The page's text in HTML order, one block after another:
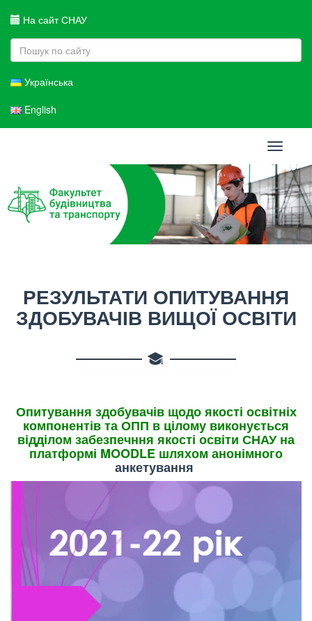
На сайт СНАУ
Українська
English
Toggle
РЕЗУЛЬТАТИ ОПИТУВАННЯ
ЗДОБУВАЧІВ ВИЩОЇ ОСВІТИ
Опитування здобувачів щодо якості освітніх
компонентів та ОПП в цілому виконується
відділом забезпечння якості освіти СНАУ на
платформі MOODLE шляхом анонімного
анкетування